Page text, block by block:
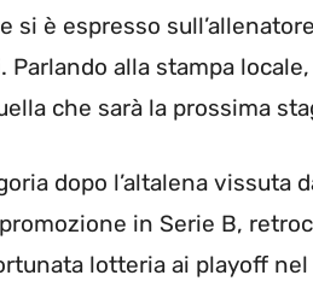
si è espresso sull’allenatore
alla stampa
che sarà la prossima
dopo l’altalena vissuta
in Serie B,
lotteria ai playoff